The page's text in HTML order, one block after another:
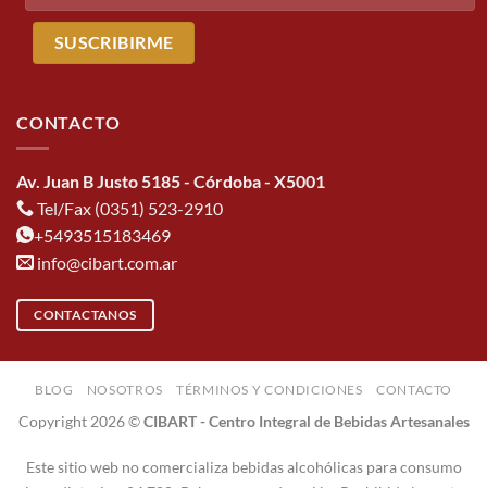
CONTACTO
Av. Juan B Justo 5185 - Córdoba - X5001
Tel/Fax (0351) 523-2910
+5493515183469
info@cibart.com.ar
CONTACTANOS
BLOG NOSOTROS TÉRMINOS Y CONDICIONES CONTACTO
Copyright 2026 ©CIBART - Centro Integral de Bebidas Artesanales
Este sitio web no comercializa bebidas alcohólicas para consumo